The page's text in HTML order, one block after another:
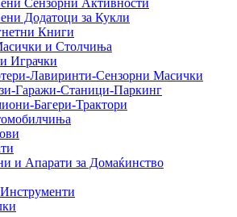
Сензорни Активности
Додатоци за Кукли
Книги
и Столчиња
Играчки
Лавиринти-Сензорни Масички
Гаражи-Станици-Паркинг
Багери-Трактори
и Апарати за Домаќинство